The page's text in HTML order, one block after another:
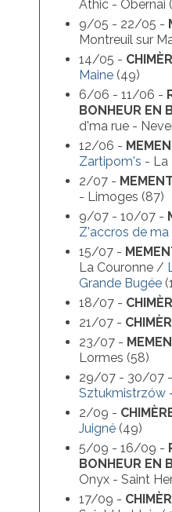
Athic - Obernai
9/05 - 22/05 -
Montreuil sur
14/05 -
Maine (49)
6/06 - 11/06 -
BONHEUR EN
d'ma rue -
12/06 -
Zartipom's - La
2/07 -
- Limoges (87)
9/07 - 10/07 -
Z'accros de ma
15/07 -
La Couronne /
Grande Bugée
18/07 -
21/07 -
23/07 -
Lormes (58)
29/07 - 30/07 -
Sztukmistrzów
2/09 -
Juigné (49)
5/09 - 16/09 -
BONHEUR EN
Onyx - Saint
17/09 -